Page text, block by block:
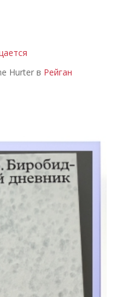
Hurter в Рейган